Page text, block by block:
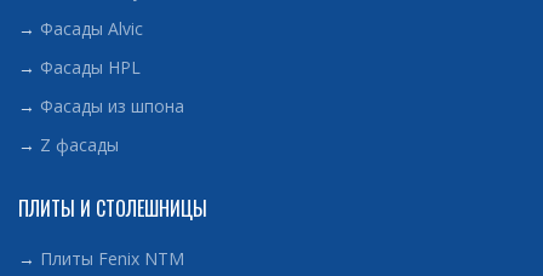
→ Фасады Alvic
→ Фасады HPL
→ Фасады из шпона
→ Z фасады
ПЛИТЫ И СТОЛЕШНИЦЫ
→ Плиты Fenix NTM